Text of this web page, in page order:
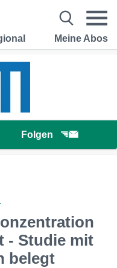
Meine Abos
Folgen
- Studie mit
belegt